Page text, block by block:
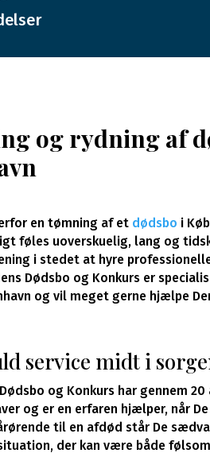
og rydning af
en tømning af et dødsbo i
føles uoverskuelig, lang og
i stedet at hyre
Dødsbo og Konkurs er
og vil meget gerne hjælpe
service midt i
og Konkurs har gennem
og er en erfaren hjælper, når
til en afdød står De
der kan være både